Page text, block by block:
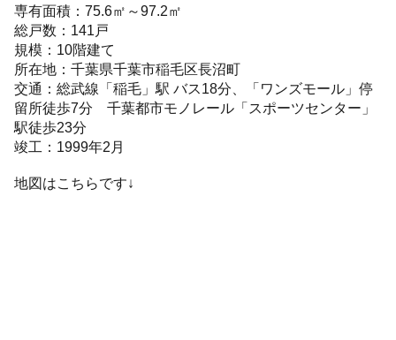
専有面積：75.6㎡～97.2㎡
総戸数：141戸
規模：10階建て
所在地：千葉県千葉市稲毛区長沼町
交通：総武線「稲毛」駅 バス18分、「ワンズモール」停
留所徒歩7分 千葉都市モノレール「スポーツセンター」
駅徒歩23分
竣工：1999年2月
地図はこちらです↓